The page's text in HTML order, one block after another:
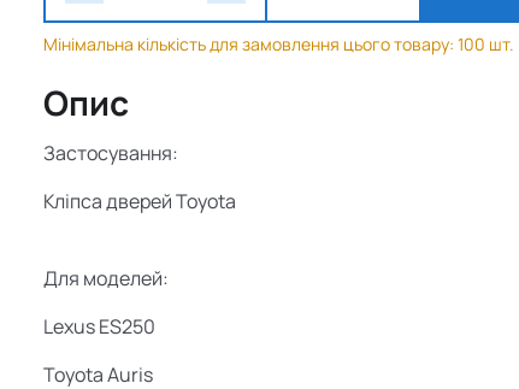
Мінімальна кількість для замовлення цього товару: 100 шт.
Опис
Застосування:
Кліпса дверейToyota
Для моделей:
Lexus ES250
Toyota Auris